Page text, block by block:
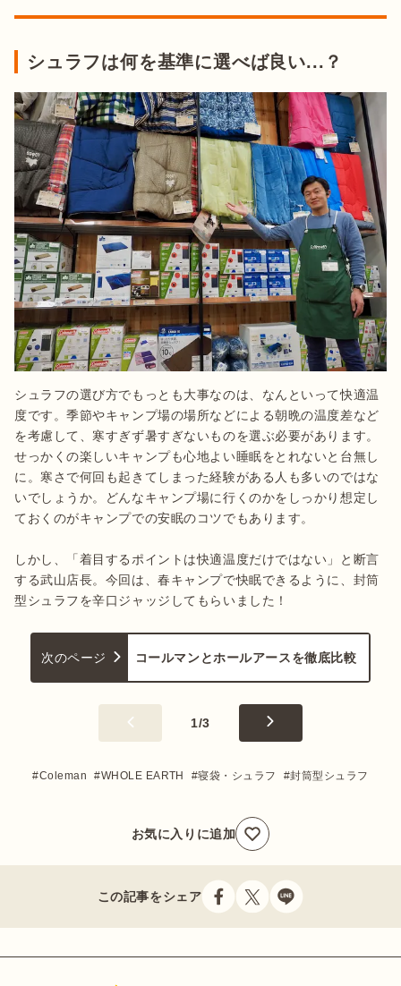
シュラフは何を基準に選べば良い...？
シュラフの選び方でもっとも大事なのは、なんといって快適温
度です。季節やキャンプ場の場所などによる朝晩の温度差など
を考慮して、寒すぎず暑すぎないものを選ぶ必要があります。
せっかくの楽しいキャンプも心地よい睡眠をとれないと台無し
に。寒さで何回も起きてしまった経験がある人も多いのではな
いでしょうか。どんなキャンプ場に行くのかをしっかり想定し
ておくのがキャンプでの安眠のコツでもあります。
しかし、「着目するポイントは快適温度だけではない」と断言
する武山店長。今回は、春キャンプで快眠できるように、封筒
型シュラフを辛口ジャッジしてもらいました！
次のページ コールマンとホールアースを徹底比較
1/3
Coleman WHOLE EARTH 寝袋・シュラフ 封筒型シュラフ
お気に入りに追加
この記事をシェア